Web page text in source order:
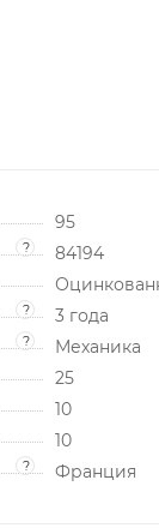
95
?
84194
?
3 года
?
Механика
25
10
10
? Франция